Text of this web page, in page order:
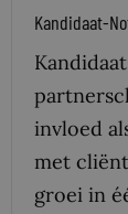
Kandidaat-
invloed
met
groei in